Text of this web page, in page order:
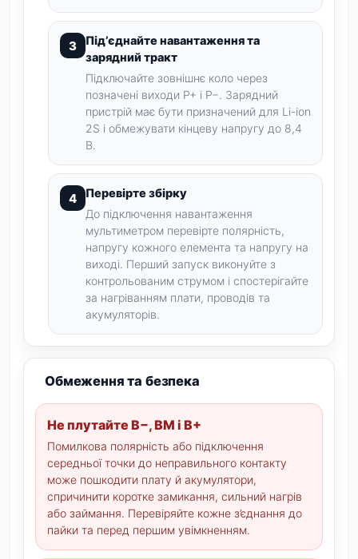
Під’єднайте навантаження та
зарядний тракт
Підключайте зовнішнє коло через
позначені виходи P+ і P−. Зарядний
пристрій має бути призначений для Li-ion
2S і обмежувати кінцеву напругу до 8,4
В.
Перевірте збірку
До підключення навантаження
мультиметром перевірте полярність,
напругу кожного елемента та напругу на
виході. Перший запуск виконуйте з
контрольованим струмом і спостерігайте
за нагріванням плати, проводів та
акумуляторів.
Обмеження та безпека
Не плутайте B−, BM і B+
Помилкова полярність або підключення
середньої точки до неправильного контакту
може пошкодити плату й акумулятори,
спричинити коротке замикання, сильний нагрів
або займання. Перевіряйте кожне з’єднання до
пайки та перед першим увімкненням.